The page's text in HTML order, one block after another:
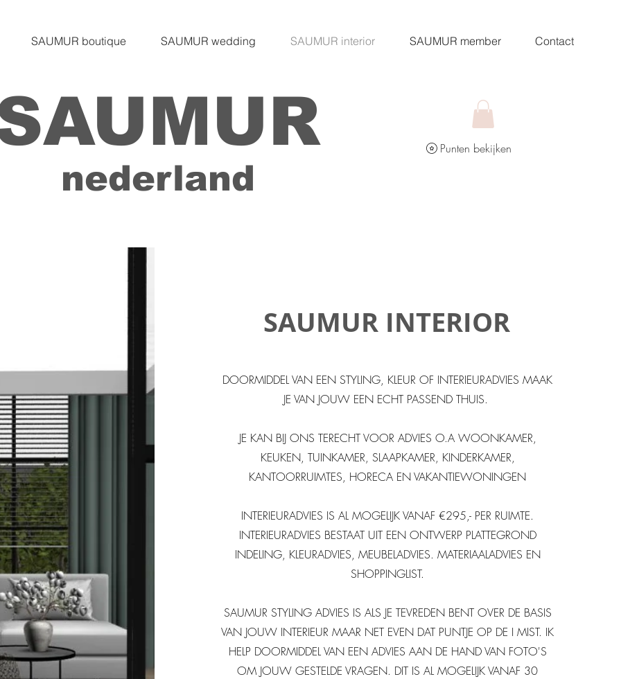
SAUMUR boutique SAUMUR wedding SAUMUR interior SAUMUR member Contact
nederland
Punten bekijken
SAUMUR INTERIOR
DOORMIDDEL VAN EEN STYLING, KLEUR OF INTERIEURADVIES MAAK
JE VAN JOUW EEN ECHT PASSEND THUIS.
JE KAN BIJ ONS TERECHT VOOR ADVIES O.A WOONKAMER,
KEUKEN, TUINKAMER, SLAAPKAMER, KINDERKAMER,
KANTOORRUIMTES, HORECA EN VAKANTIEWONINGEN
INTERIEURADVIES IS AL MOGELIJK VANAF €295,- PER RUIMTE.
INTERIEURADVIES BESTAAT UIT EEN ONTWERP PLATTEGROND
INDELING, KLEURADVIES, MEUBELADVIES. MATERIAALADVIES EN
SHOPPINGLIST.
SAUMUR STYLING ADVIES IS ALS JE TEVREDEN BENT OVER DE BASIS
VAN JOUW INTERIEUR MAAR NET EVEN DAT PUNTJE OP DE I MIST. IK
HELP DOORMIDDEL VAN EEN ADVIES AAN DE HAND VAN FOTO'S
OM JOUW GESTELDE VRAGEN. DIT IS AL MOGELIJK VANAF 30